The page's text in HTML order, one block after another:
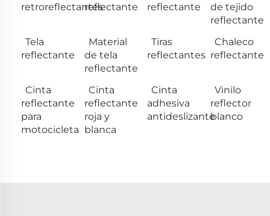
retroreflectantesreflectante
reflectante
de tejido
reflectante
Tela
reflectante
Material
de tela
reflectante
Tiras
reflectantes
Chaleco
reflectante
Cinta
reflectante
para
motocicleta
Cinta
reflectante
roja y
blanca
Cinta
adhesiva
antideslizante
Vinilo
reflector
blanco